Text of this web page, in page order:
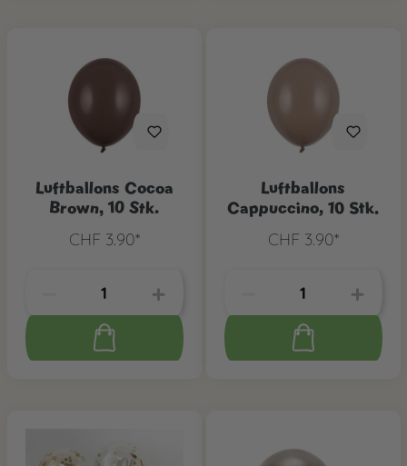
Luftballons Cocoa
Brown, 10 Stk.
CHF 3.90*
Luftballons
Cappuccino, 10 Stk.
CHF 3.90*